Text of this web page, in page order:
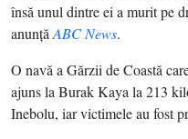
însă unul dintre ei a murit pe
anunţă ABC News.
O navă a Gărzii de Coastă
ajuns la Burak Kaya la 213
Inebolu, iar victimele au fost